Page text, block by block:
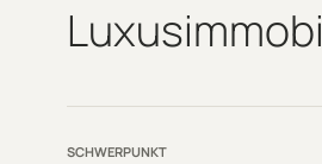
SCHWERPUNKT